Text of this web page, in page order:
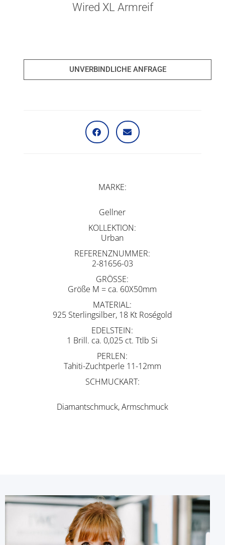
Wired XL Armreif
UNVERBINDLICHE ANFRAGE
MARKE
Gellner
KOLLEKTION
Urban
REFERENZNUMMER
2-81656-03
GRÖSSE
Größe M = ca. 60X50mm
MATERIAL
925 Sterlingsilber, 18 Kt Roségold
EDELSTEIN
1 Brill. ca. 0,025 ct. Ttlb Si
PERLEN
Tahiti-Zuchtperle 11-12mm
SCHMUCKART
Diamantschmuck, Armschmuck